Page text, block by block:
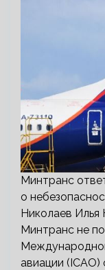
Минтранс
о
Николаев
Минтранс не
авиации